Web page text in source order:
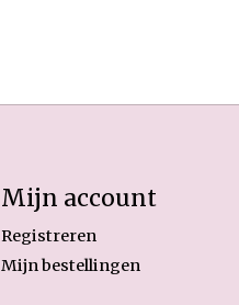
Mijn account
Registreren
Mijn bestellingen